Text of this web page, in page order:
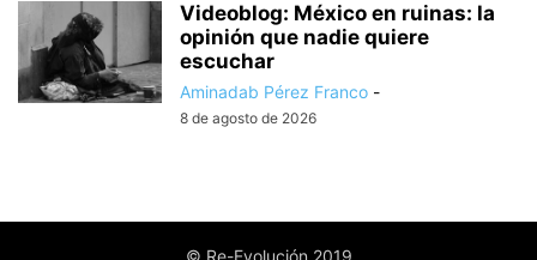
Videoblog: México en ruinas: la
opinión que nadie quiere
escuchar
Aminadab Pérez Franco -
8 de agosto de 2026